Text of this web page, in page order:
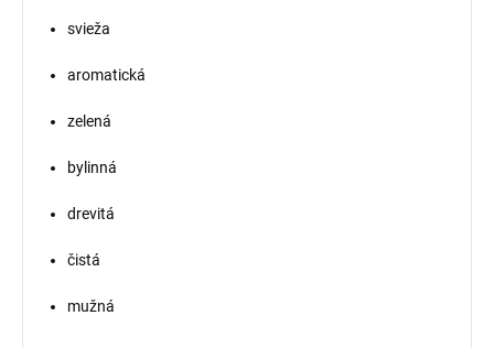
svieža
aromatická
zelená
bylinná
drevitá
čistá
mužná